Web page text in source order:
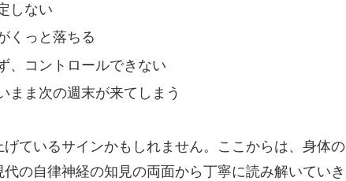
しない
くっと落ちる
、コントロールできない
まま次の週末が来てしまう
ているサインかもしれません。ここからは、身体の
の自律神経の知見の両面から丁寧に読み解いていき